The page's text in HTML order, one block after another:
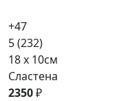
+47
5(232)
18 x 10см
Сластена
2350₽